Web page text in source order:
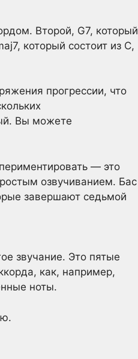
Второй, G7, который
который состоит из C,
прогрессии, что
Вы можете
— это
озвучиванием. Бас
завершают седьмой
звучание. Это пятые
как, например,
ноты.